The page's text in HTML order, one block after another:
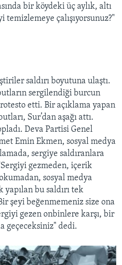
bir köydeki üç aylık, altı
temizlemeye çalışıyorsunuz?"
saldırı boyutuna ulaştı.
sergilendiği burcun
etti. Bir açıklama yapan
Sur’dan aşağı attı.
Deva Partisi Genel
Emin Ekmen, sosyal medya
sergiye saldıranlara
gezmeden, içerik
sosyal medya
bu saldırı tek
şeyi beğenmemeniz size ona
gezen onbinlere karşı, bir
geçeceksiniz" dedi.